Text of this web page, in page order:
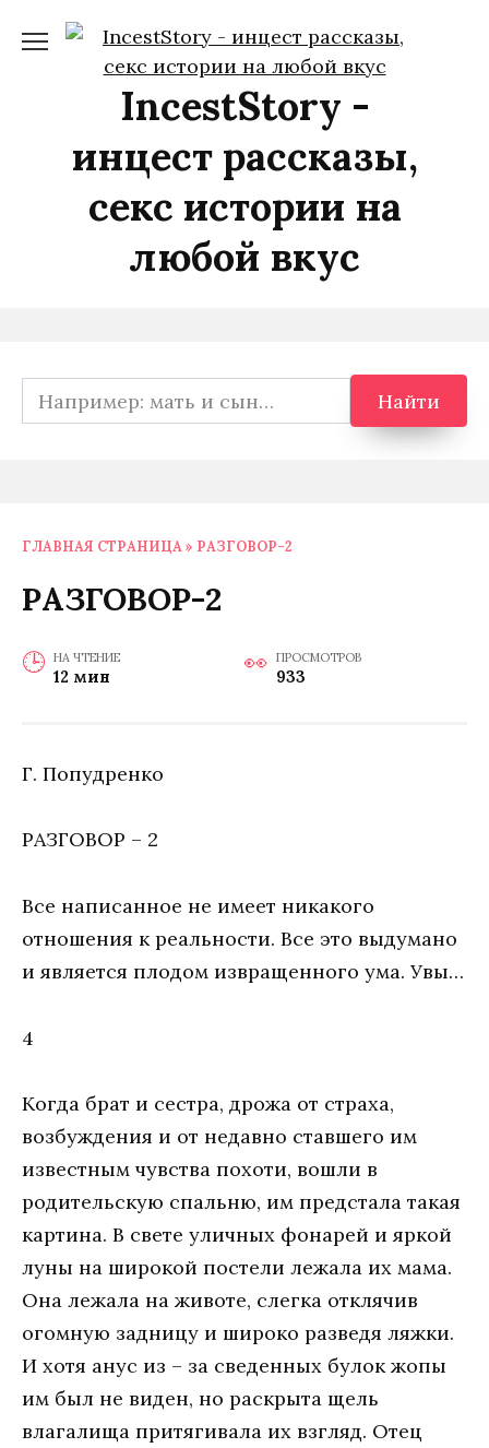
содержанию
IncestStory -
инцест рассказы,
секс истории на
любой вкус
Search
for:
Найти
ГЛАВНАЯ СТРАНИЦА » РАЗГОВОР-2
РАЗГОВОР-2
НА ЧТЕНИЕ
12 мин
ПРОСМОТРОВ
933
Г. Попудренко
РАЗГОВОР – 2
Все написанное не имеет никакого
отношения к реальности. Все это выдумано
и является плодом извращенного ума. Увы…
4
Когда брат и сестра, дрожа от страха,
возбуждения и от недавно ставшего им
известным чувства похоти, вошли в
родительскую спальню, им предстала такая
картина. В свете уличных фонарей и яркой
луны на широкой постели лежала их мама.
Она лежала на животе, слегка отклячив
огомную задницу и широко разведя ляжки.
И хотя анус из – за сведенных булок жопы
им был не виден, но раскрыта щель
влагалища притягивала их взгляд. Отец